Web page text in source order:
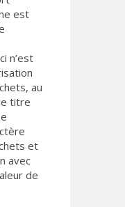
est
n’est
au
titre
et
avec
de